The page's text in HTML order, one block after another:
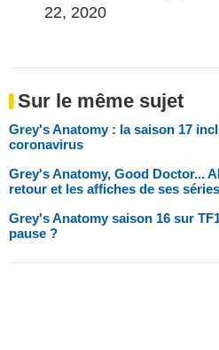
22, 2020
Sur le même sujet
Grey's Anatomy : la saison 17
coronavirus
Grey's Anatomy, Good Doctor...
retour et les affiches de ses
Grey's Anatomy saison 16 sur
pause ?